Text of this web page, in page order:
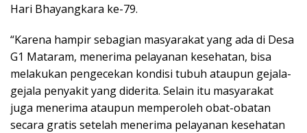
Hari Bhayangkara ke-79.
“Karena hampir sebagian masyarakat yang ada di Desa
G1 Mataram, menerima pelayanan kesehatan, bisa
melakukan pengecekan kondisi tubuh ataupun gejala-
gejala penyakit yang diderita. Selain itu masyarakat
juga menerima ataupun memperoleh obat-obatan
secara gratis setelah menerima pelayanan kesehatan